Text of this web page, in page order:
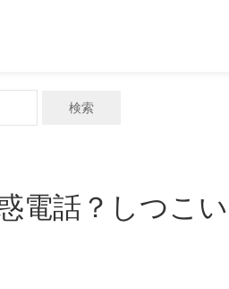
検索
電話？しつこい